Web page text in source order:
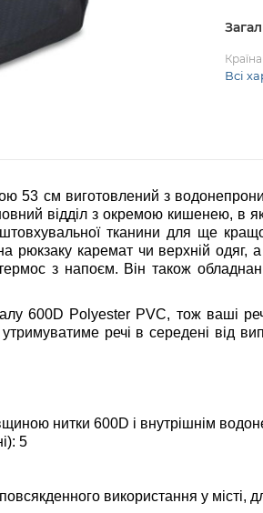
Всі
53 см виготовлений з
відділ з окремою кишенею,
тканини для ще
рюкзаку каремат чи верхній одяг,
з напоєм. Він також
600D Polyester PVC, тож ваші
речі в середені від
нитки 600D і внутрішнім
5
використання у місті,